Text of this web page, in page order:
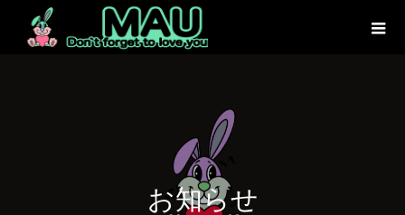
お知らせ